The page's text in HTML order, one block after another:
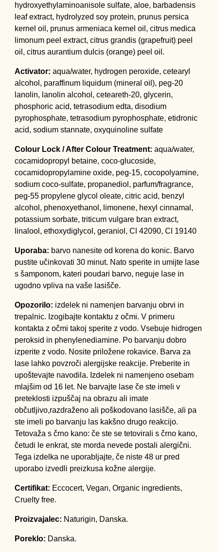
hydroxyethylaminoanisole sulfate, aloe, barbadensis
leaf extract, hydrolyzed soy protein, prunus persica
kernel oil, prunus armeniaca kernel oil, citrus medica
limonum peel extract, citrus grandis (grapefruit) peel
oil, citrus aurantium dulcis (orange) peel oil.
Activator: aqua/water, hydrogen peroxide, cetearyl
alcohol, paraffinum liquidum (mineral oil), peg-20
lanolin, lanolin alcohol, ceteareth-20, glycerin,
phosphoric acid, tetrasodium edta, disodium
pyrophosphate, tetrasodium pyrophosphate, etidronic
acid, sodium stannate, oxyquinoline sulfate
Colour Lock / After Colour Treatment: aqua/water,
cocamidopropyl betaine, coco-glucoside,
cocamidopropylamine oxide, peg-15, cocopolyamine,
sodium coco-sulfate, propanediol, parfum/fragrance,
peg-55 propylene glycol oleate, citric acid, benzyl
alcohol, phenoxyethanol, limonene, hexyl cinnamal,
potassium sorbate, triticum vulgare bran extract,
linalool, ethoxydiglycol, geraniol, Cl 42090, Cl 19140
Uporaba: barvo nanesite od korena do konic. Barvo
pustite učinkovati 30 minut. Nato sperite in umijte lase
s šamponom, kateri poudari barvo, neguje lase in
ugodno vpliva na vaše lasišče.
Opozorilo: izdelek ni namenjen barvanju obrvi in
trepalnic. Izogibajte kontaktu z očmi. V primeru
kontakta z očmi takoj sperite z vodo. Vsebuje hidrogen
peroksid in phenylenediamine. Po barvanju dobro
izperite z vodo. Nosite priložene rokavice. Barva za
lase lahko povzroči alergijske reakcije. Preberite in
upoštevajte navodila. Izdelek ni namenjeno osebam
mlajšim od 16 let. Ne barvajte lase če ste imeli v
preteklosti izpuščaj na obrazu ali imate
občutljivo,razdraženo ali poškodovano lasišče, ali pa
ste imeli po barvanju las kakšno drugo reakcijo.
Tetovaža s črno kano: če ste se tetovirali s črno kano,
četudi le enkrat, ste morda nevede postali alergični.
Tega izdelka ne uporabljajte, če niste 48 ur pred
uporabo izvedli preizkusa kožne alergije.
Certifikat: Eccocert, Vegan, Organic ingredients,
Cruelty free.
Proizvajalec: Naturigin, Danska.
Poreklo: Danska.